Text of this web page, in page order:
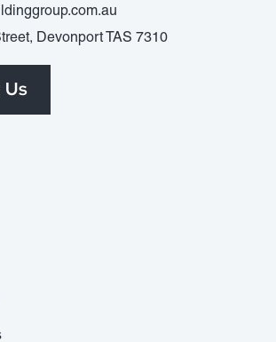
Devonport TAS 7310